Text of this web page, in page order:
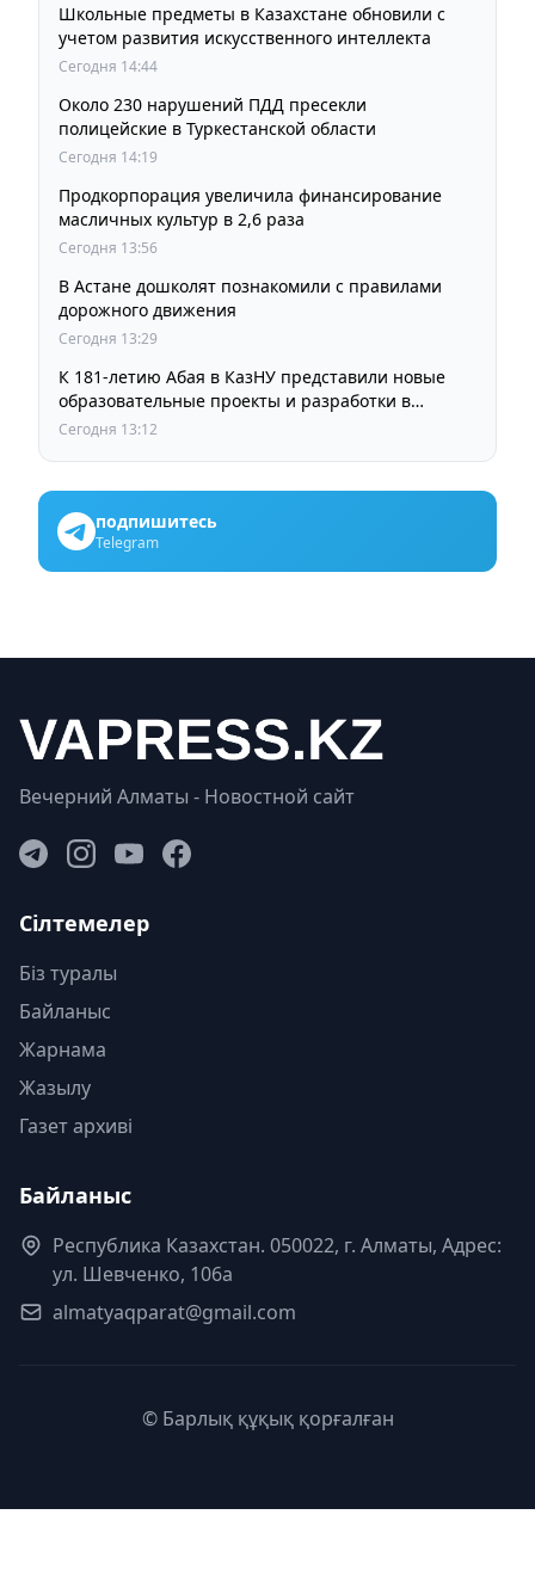
Школьные предметы в Казахстане обновили с
учетом развития искусственного интеллекта
Сегодня 14:44
Около 230 нарушений ПДД пресекли
полицейские в Туркестанской области
Сегодня 14:19
Продкорпорация увеличила финансирование
масличных культур в 2,6 раза
Сегодня 13:56
В Астане дошколят познакомили с правилами
дорожного движения
Сегодня 13:29
К 181-летию Абая в КазНУ представили новые
образовательные проекты и разработки в
области абаеведения
Сегодня 13:12
подпишитесь
Telegram
Вечерний Алматы - Новостной сайт
Сілтемелер
Біз туралы
Байланыс
Жарнама
Жазылу
Газет архиві
Байланыс
Республика Казахстан. 050022, г. Алматы, Адрес:
ул. Шевченко, 106а
almatyaqparat@gmail.com
© Барлық құқық қорғалған